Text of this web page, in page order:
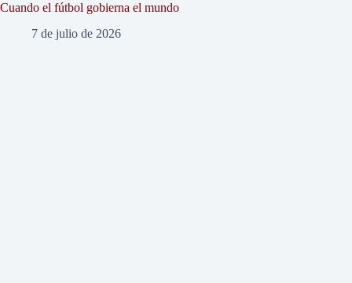
Cuando el fútbol gobierna el mundo
7 de julio de 2026